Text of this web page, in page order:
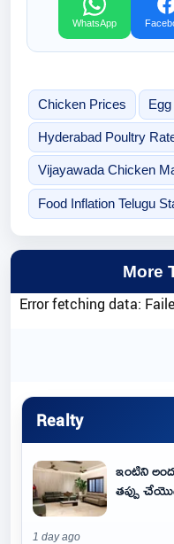
WhatsApp
Chicken Prices
Hyderabad Poultry
Vijayawada Chicken
Food Inflation Telugu
More
Error fetching data:
Realty
ఇంటిని
తప్పు
1 day ago